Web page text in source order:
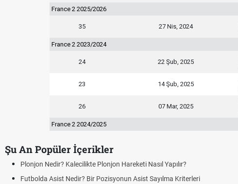
France 2 2025/2026
35 27 Nis, 2024
France 2 2023/2024
24 22 Şub, 2025
23 14 Şub, 2025
26 07 Mar, 2025
France 2 2024/2025
Şu An Popüler İçerikler
Plonjon Nedir? Kalecilikte Plonjon Hareketi Nasıl Yapılır?
Futbolda Asist Nedir? Bir Pozisyonun Asist Sayılma Kriterleri